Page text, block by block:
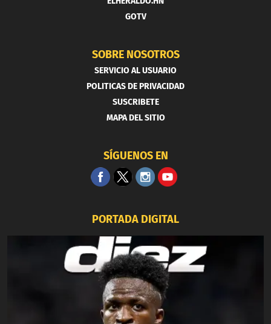
GOTV
SOBRE NOSOTROS
SERVICIO AL USUARIO
POLITICAS DE PRIVACIDAD
SUSCRIBETE
MAPA DEL SITIO
SÍGUENOS EN
PORTADA DIGITAL